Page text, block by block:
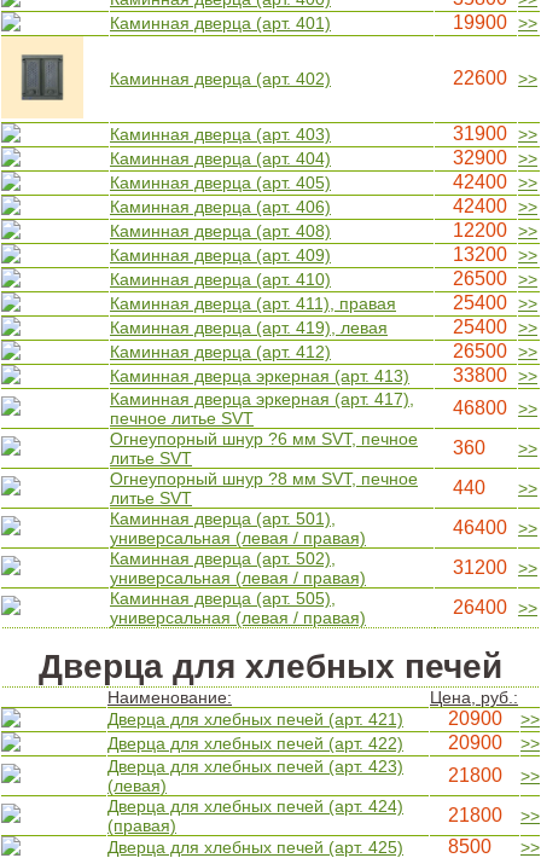
Каминная дверца (арт. 401)
19900 >>
Каминная дверца (арт. 402) 22600 >>
Каминная дверца (арт. 403) 31900 >>
Каминная дверца (арт. 404)
32900 >>
Каминная дверца (арт. 405)
42400 >>
Каминная дверца (арт. 406)
42400 >>
Каминная дверца (арт. 408)
12200 >>
Каминная дверца (арт. 409)
13200 >>
Каминная дверца (арт. 410)
26500 >>
Каминная дверца (арт. 411), правая
25400 >>
Каминная дверца (арт. 419), левая
25400 >>
Каминная дверца (арт. 412)
26500 >>
Каминная дверца эркерная (арт. 413)
33800 >>
Каминная дверца эркерная (арт. 417),
печное литье SVT
46800 >>
Огнеупорный шнур ?6 мм SVT, печное
литье SVT
360
>>
Огнеупорный шнур ?8 мм SVT, печное
литье SVT
440
>>
Каминная дверца (арт. 501),
универсальная (левая / правая)
46400 >>
Каминная дверца (арт. 502),
универсальная (левая / правая)
31200 >>
Каминная дверца (арт. 505),
универсальная (левая / правая)
26400 >>
Дверца для хлебных печей
Наименование:
Цена, руб.:
Дверца для хлебных печей (арт. 421)
20900
>>
Дверца для хлебных печей (арт. 422)
20900
>>
Дверца для хлебных печей (арт. 423)
(левая)
21800
>>
Дверца для хлебных печей (арт. 424)
(правая)
21800
>>
Дверца для хлебных печей (арт. 425)
8500
>>